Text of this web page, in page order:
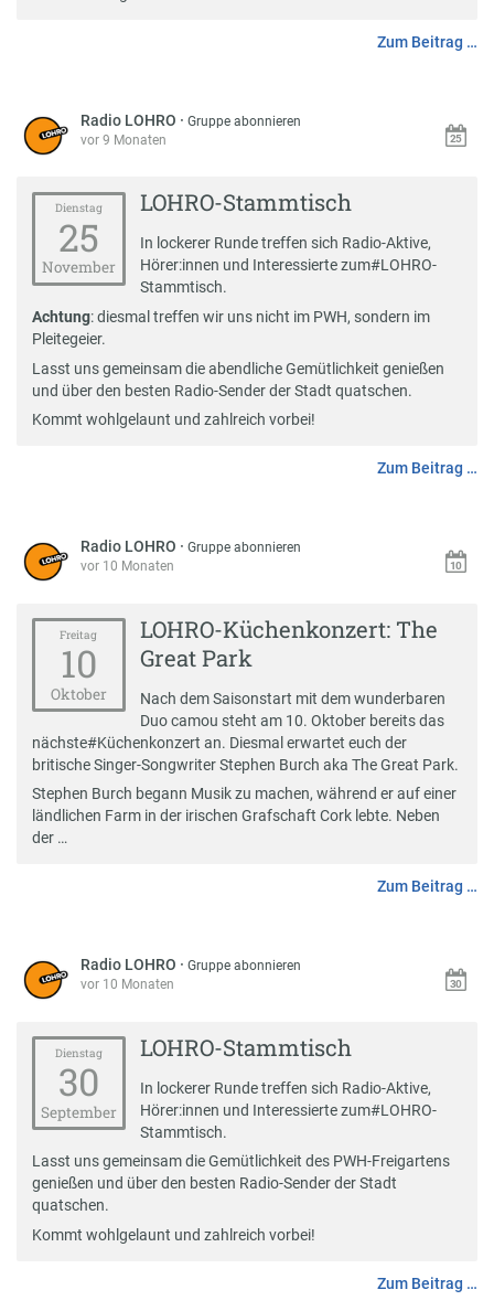
Zum Beitrag …
Radio LOHRO ·Gruppe abonnieren
vor 9 Monaten
Dienstag
25
November
LOHRO-Stammtisch
In lockerer Runde treffen sich Radio-Aktive,
Hörer:innen und Interessierte zum#LOHRO-
Stammtisch.
Achtung: diesmal treffen wir uns nicht im PWH, sondern im
Pleitegeier.
Lasst uns gemeinsam die abendliche Gemütlichkeit genießen
und über den besten Radio-Sender der Stadt quatschen.
Kommt wohlgelaunt und zahlreich vorbei!
Zum Beitrag …
Radio LOHRO ·Gruppe abonnieren
vor 10 Monaten
Freitag
10
Oktober
LOHRO-Küchenkonzert: The
Great Park
Nach demSaisonstart mit dem wunderbaren
Duo camou steht am 10. Oktober bereits das
nächste#Küchenkonzert an. Diesmal erwartet euch der
britische Singer-Songwriter Stephen Burch aka The Great Park.
Stephen Burch begann Musik zu machen, während er auf einer
ländlichen Farm in der irischen Grafschaft Cork lebte. Neben
der …
Zum Beitrag …
Radio LOHRO ·Gruppe abonnieren
vor 10 Monaten
Dienstag
30
September
LOHRO-Stammtisch
In lockerer Runde treffen sich Radio-Aktive,
Hörer:innen und Interessierte zum#LOHRO-
Stammtisch.
Lasst uns gemeinsam die Gemütlichkeit des PWH-Freigartens
genießen und über den besten Radio-Sender der Stadt
quatschen.
Kommt wohlgelaunt und zahlreich vorbei!
Zum Beitrag …